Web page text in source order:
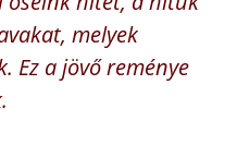
melyek
Ez a jövő reménye